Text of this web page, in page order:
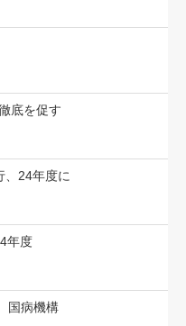
底を促す
、24年度に
年度
国病機構